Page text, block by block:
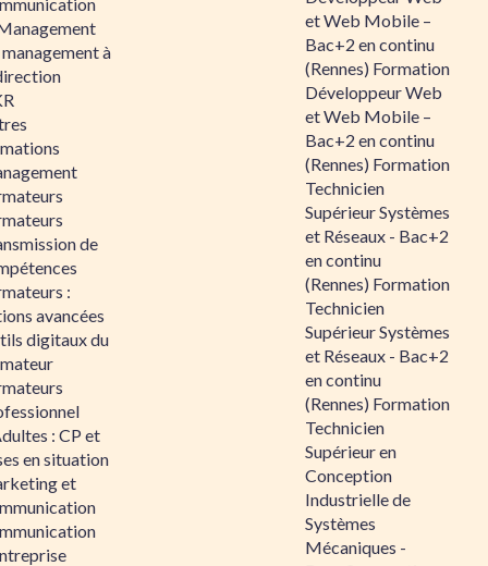
à
de
:
avancées
digitaux du
: CP et
en situation
et
et Web Mobile –
Bac+2 en continu
(Rennes) Formation
Développeur Web
et Web Mobile –
Bac+2 en continu
(Rennes) Formation
Technicien
Supérieur Systèmes
et Réseaux - Bac+2
en continu
(Rennes) Formation
Technicien
Supérieur Systèmes
et Réseaux - Bac+2
en continu
(Rennes) Formation
Technicien
Supérieur en
Conception
Industrielle de
Systèmes
Mécaniques -